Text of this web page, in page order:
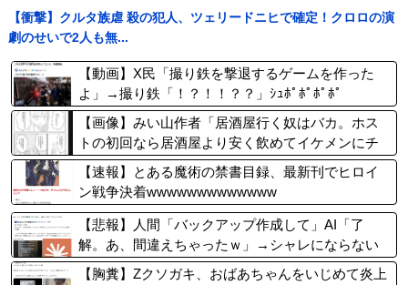
【衝撃】クルタ族虐 殺の犯人、ツェリードニヒで確定！クロロの演
劇のせいで2人も無...
【動画】X民「撮り鉄を撃退するゲームを作った
よ」→撮り鉄「！？！！？？」ｼｭﾎﾟﾎﾟﾎﾟﾎﾟ
【画像】みい山作者「居酒屋行く奴はバカ。ホス
トの初回なら居酒屋より安く飲めてイケメンにチ
ヤホヤされる」
【速報】とある魔術の禁書目録、最新刊でヒロイ
ン戦争決着wwwwwwwwwwwww
【悲報】人間「バックアップ作成して」AI「了
解。あ、間違えちゃったｗ」→シャレにならない
やらかしで終わるｗｗｗｗｗ
【胸糞】Zクソガキ、おばあちゃんをいじめて炎上